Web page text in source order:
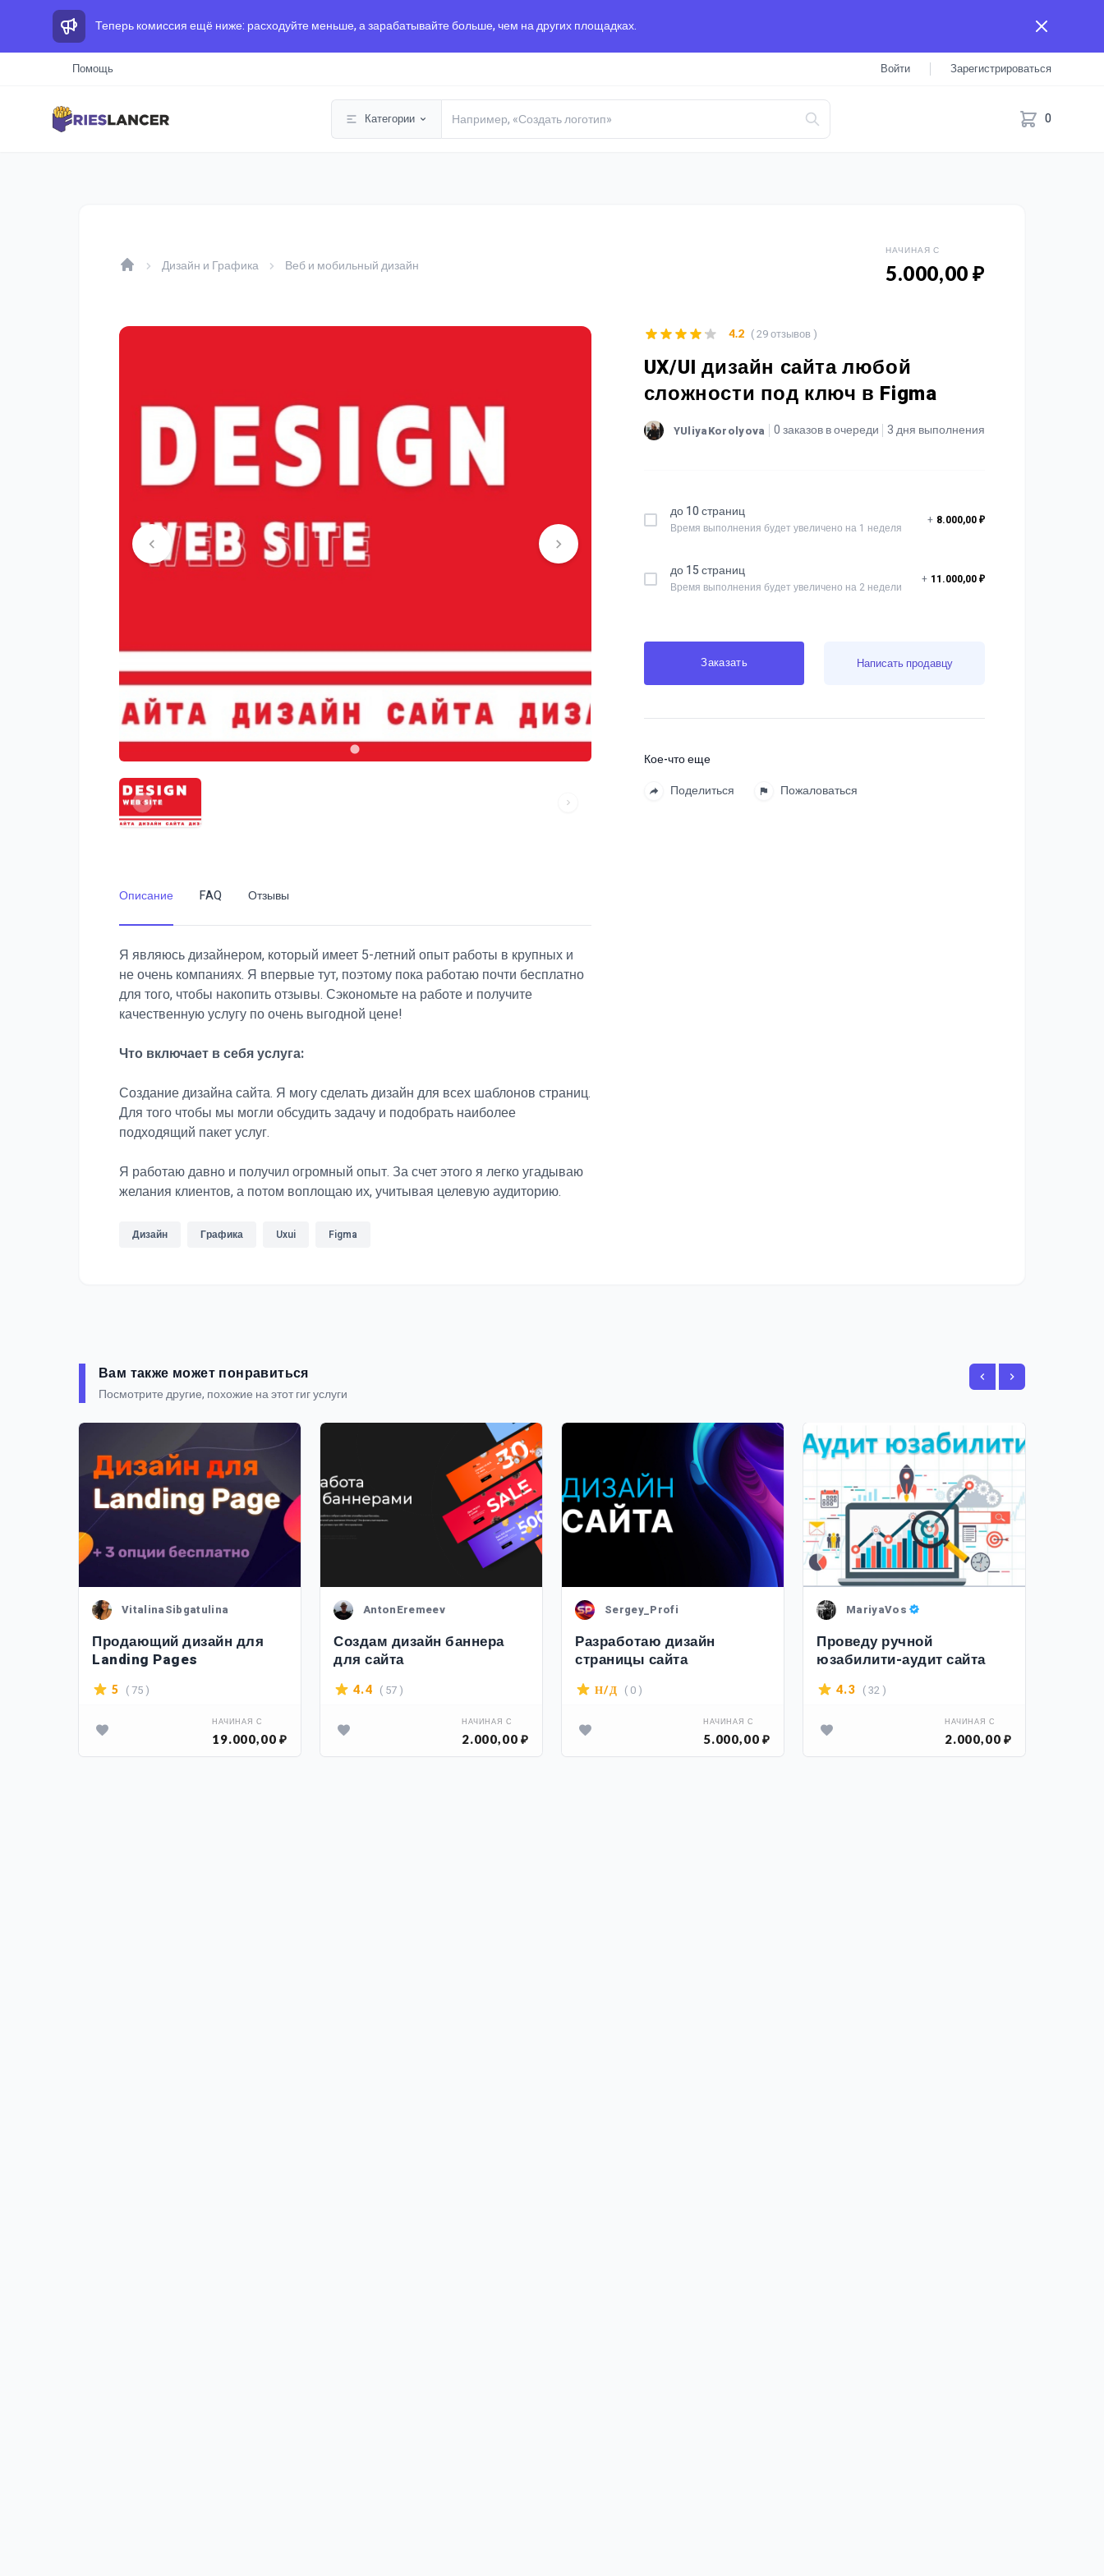
Теперь комиссия ещё ниже: расходуйте меньше, а зарабатывайте больше, чем на других площадках.
Помощь Войти Зарегистрироваться
Категории 0
Дизайн и Графика Веб и мобильный дизайн
НАЧИНАЯ С
5.000,00 ₽
UX/UI дизайн сайта любой
сложности под ключ в Figma
YUliyaKorolyova 0 заказов в очереди 3 дня выполнения
4.2 ( 29 отзывов )
до 10 страниц
Время выполнения будет увеличено на 1 неделя
+ 8.000,00 ₽
до 15 страниц
Время выполнения будет увеличено на 2 недели
+ 11.000,00 ₽
Заказать Написать продавцу
Кое-что еще
Поделиться
Пожаловаться
Описание FAQ Отзывы
Я являюсь дизайнером, который имеет 5-летний опыт работы в крупных и
не очень компаниях. Я впервые тут, поэтому пока работаю почти бесплатно
для того, чтобы накопить отзывы. Сэкономьте на работе и получите
качественную услугу по очень выгодной цене!
Что включает в себя услуга:
Создание дизайна сайта. Я могу сделать дизайн для всех шаблонов страниц.
Для того чтобы мы могли обсудить задачу и подобрать наиболее
подходящий пакет услуг.
Я работаю давно и получил огромный опыт. За счет этого я легко угадываю
желания клиентов, а потом воплощаю их, учитывая целевую аудиторию.
Дизайн Графика Uxui Figma
Вам также может понравиться
Посмотрите другие, похожие на этот гиг услуги
VitalinaSibgatulina
Продающий дизайн для
Landing Pages
5 ( 75 )
НАЧИНАЯ С
19.000,00 ₽
AntonEremeev
Создам дизайн баннера
для сайта
4.4 ( 57 )
НАЧИНАЯ С
2.000,00 ₽
Sergey_Profi
Разработаю дизайн
страницы сайта
Н/Д ( 0 )
НАЧИНАЯ С
5.000,00 ₽
MariyaVos
Проведу ручной
юзабилити-аудит сайта
4.3 ( 32 )
НАЧИНАЯ С
2.000,00 ₽